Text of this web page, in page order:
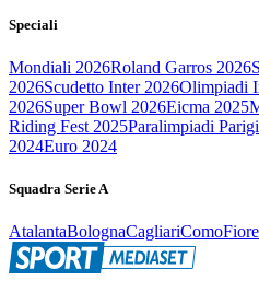
Speciali
Mondiali 2026Roland Garros 2026
2026Scudetto Inter 2026Olimpiadi
2026Super Bowl 2026Eicma 2025
Riding Fest 2025Paralimpiadi
2024Euro 2024
Squadra Serie A
AtalantaBolognaCagliariComo